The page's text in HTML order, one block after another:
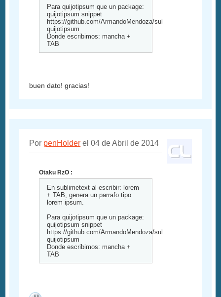
Para quijotipsum que un package:
quijotipsum snippet
https://github.com/ArmandoMendoza/sublime-
quijotipsum
Donde escribimos: mancha +
TAB
buen dato! gracias!
Por penHolder el 04 de Abril de 2014
Otaku RzO :
En sublimetext al escribir: lorem
+ TAB, genera un parrafo tipo
lorem ipsum.
Para quijotipsum que un package:
quijotipsum snippet
https://github.com/ArmandoMendoza/sublime-
quijotipsum
Donde escribimos: mancha +
TAB